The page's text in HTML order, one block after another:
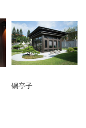
铜亭子